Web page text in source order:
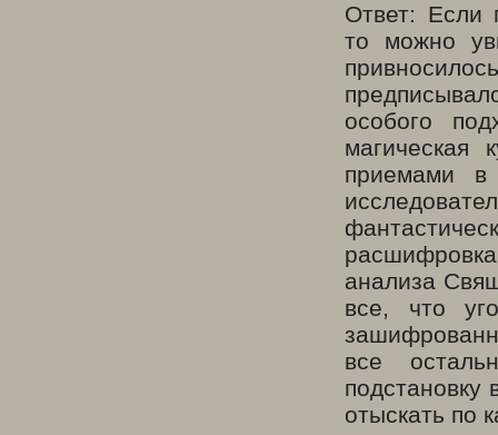
Ответ: Если
то можно
особого
магическая
приемами в
анализа
все, что
все
подстановку
отыскать по